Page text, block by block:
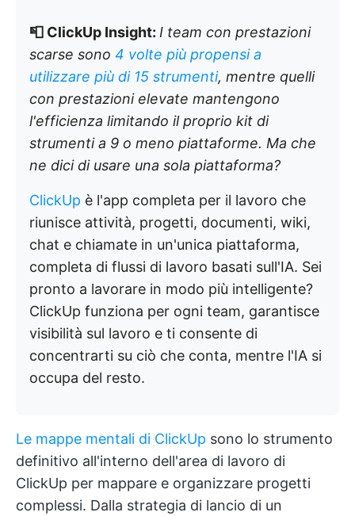
📮 ClickUp Insight: I team con prestazioni
scarse sono 4 volte più propensi a
utilizzare più di 15 strumenti, mentre quelli
con prestazioni elevate mantengono
l'efficienza limitando il proprio kit di
strumenti a 9 o meno piattaforme. Ma che
ne dici di usare una sola piattaforma?
ClickUp è l'app completa per il lavoro che
riunisce attività, progetti, documenti, wiki,
chat e chiamate in un'unica piattaforma,
completa di flussi di lavoro basati sull'IA. Sei
pronto a lavorare in modo più intelligente?
ClickUp funziona per ogni team, garantisce
visibilità sul lavoro e ti consente di
concentrarti su ciò che conta, mentre l'IA si
occupa del resto.
Le mappe mentali di ClickUp sono lo strumento
definitivo all'interno dell'area di lavoro di
ClickUp per mappare e organizzare progetti
complessi. Dalla strategia di lancio di un